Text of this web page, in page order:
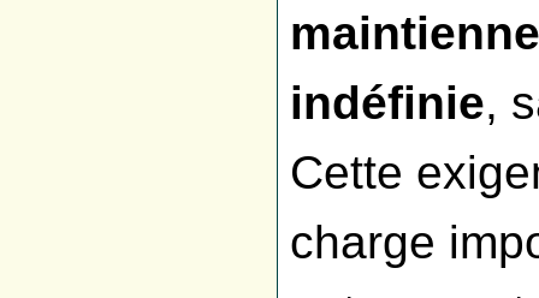
indéfinie,
Cette
charge